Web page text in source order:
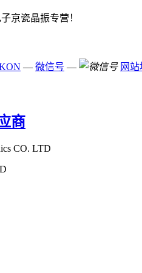
京瓷晶振专营！
— 微信号 — 网
商
CO. LTD